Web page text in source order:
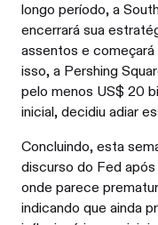
longo período, a
encerrará sua
assentos e
isso, a Pershing
pelo menos US$ 20
inicial, decidiu adiar
Concluindo, esta
discurso do Fed
onde parece
indicando que ainda